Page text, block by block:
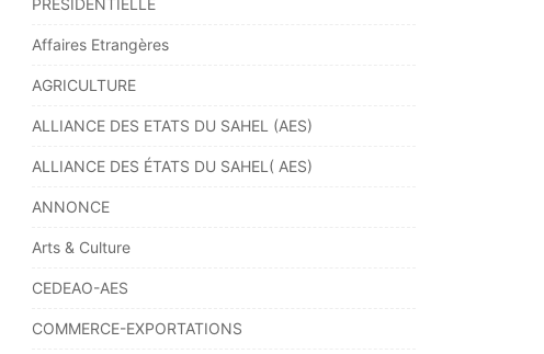
PRESIDENTIELLE
Affaires Etrangères
AGRICULTURE
ALLIANCE DES ETATS DU SAHEL (AES)
ALLIANCE DES ÉTATS DU SAHEL( AES)
ANNONCE
Arts & Culture
CEDEAO-AES
COMMERCE-EXPORTATIONS